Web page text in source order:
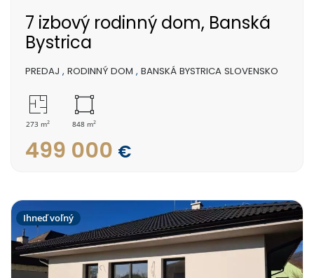
7 izbový rodinný dom, Banská
Bystrica
PREDAJ , RODINNÝ DOM , BANSKÁ BYSTRICA SLOVENSKO
273 m2 848 m2
499 000 €
Ihneď voľný